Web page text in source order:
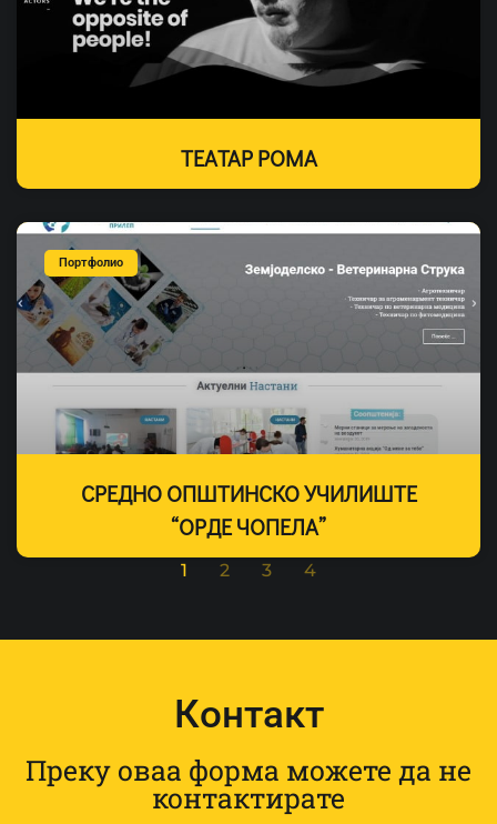
ТЕАТАР РОМА
Портфолио
СРЕДНО ОПШТИНСКО УЧИЛИШТЕ
“ОРДЕ ЧОПЕЛА”
1 2 3 4
Контакт
Преку оваа форма можете да не
контактирате